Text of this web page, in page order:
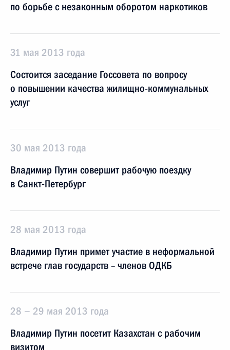
по борьбе с незаконным оборотом наркотиков
31 мая 2013 года
Состоится заседание Госсовета по вопросу
о повышении качества жилищно-коммунальных
услуг
30 мая 2013 года
Владимир Путин совершит рабочую поездку
в Санкт-Петербург
28 мая 2013 года
Владимир Путин примет участие в неформальной
встрече глав государств – членов ОДКБ
28 − 29 мая 2013 года
Владимир Путин посетит Казахстан с рабочим
визитом